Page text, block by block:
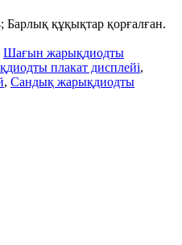
құқықтар қорғалған.
Шағын жарықдиодты
плакат дисплейі,
, Сандық жарықдиодты